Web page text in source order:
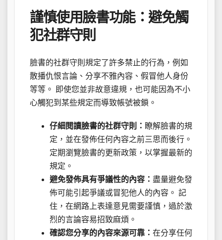
謹慎使用臉書功能：避免觸
犯社群守則
臉書的社群守則規定了許多禁止的行為，例如
散播仇恨言論、分享不雅內容、假冒他人身份
等等。 即使您並非故意違規，也可能因為不小
心觸犯到某些規定而導致帳號被鎖。
仔細閱讀臉書的社群守則： 瞭解臉書的規
定，並在發佈任何內容之前三思而後行。
定期瀏覽臉書的更新政策，以掌握最新的
規定。
避免發佈具有爭議性的內容： 盡量避免發
佈可能引起爭議或冒犯他人的內容。 記
住，在網路上表達意見需要謹慎，過於激
烈的言論容易招致麻煩。
確認您分享的內容來源可靠： 在分享任何